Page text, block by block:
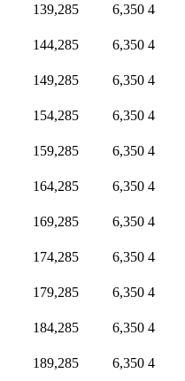
139,285 6,350 4
144,285 6,350 4
149,285 6,350 4
154,285 6,350 4
159,285 6,350 4
164,285 6,350 4
169,285 6,350 4
174,285 6,350 4
179,285 6,350 4
184,285 6,350 4
189,285 6,350 4